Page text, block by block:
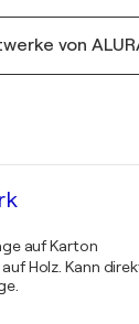
von
auf Karton
auf Holz. Kann